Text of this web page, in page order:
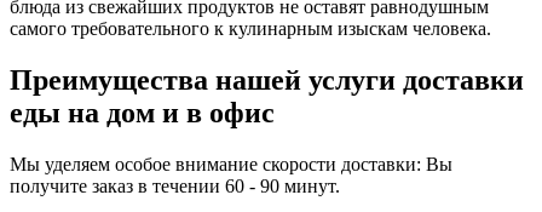
блюда из свежайших продуктов не оставят равнодушным
самого требовательного к кулинарным изыскам человека.
Преимущества нашей услуги доставки
еды на дом и в офис
Мы уделяем особое внимание скорости доставки: Вы
получите заказ в течении 60 - 90 минут.